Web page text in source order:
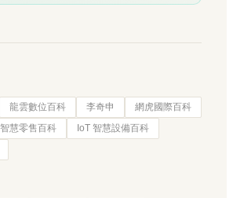
龍雲數位百科 李奇申
網虎國際百科
智慧零售百科
IoT 智慧設備百科